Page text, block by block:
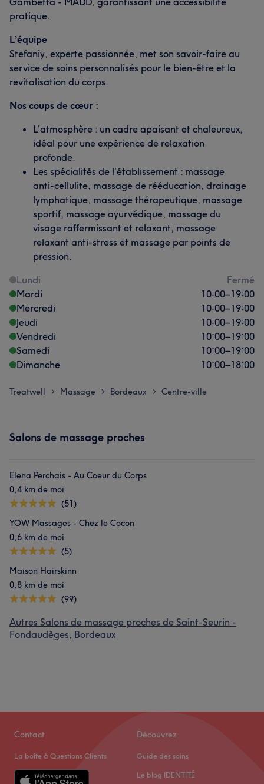
pratique.
L’équipe
Stefaniy, experte passionnée, met son savoir-faire au
service de soins personnalisés pour le bien-être et la
revitalisation du corps.
Nos coups de cœur :
L’atmosphère : un cadre apaisant et chaleureux,
idéal pour une expérience de relaxation
profonde.
Les spécialités de l’établissement : massage
anti-cellulite, massage de rééducation, drainage
lymphatique, massage thérapeutique, massage
sportif, massage ayurvédique, massage du
visage raffermissant et relaxant, massage
relaxant anti-stress et massage par points de
pression.
Lundi
Fermé
Mardi
10:00–19:00
Mercredi
10:00–19:00
Jeudi
10:00–19:00
Vendredi
10:00–19:00
Samedi
10:00–19:00
Dimanche
10:00–18:00
Treatwell > Massage > Bordeaux > Centre-ville
Salons de massage proches
Elena Perchais - Au Coeur du Corps
0,4 km de moi
(51)
YOW Massages - Chez le Cocon
0,6 km de moi
(5)
Maison Hairskinn
0,8 km de moi
(99)
Autres Salons de massage proches de Saint-Seurin -
Fondaudèges, Bordeaux
Contact
La boîte à Questions Clients
Découvrez
Guide des soins
Le blog IDENTITÉ